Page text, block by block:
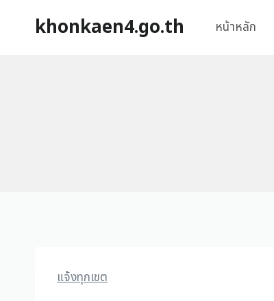
khonkaen4.go.th หน้าหลัก
แจ้งทุกเขต